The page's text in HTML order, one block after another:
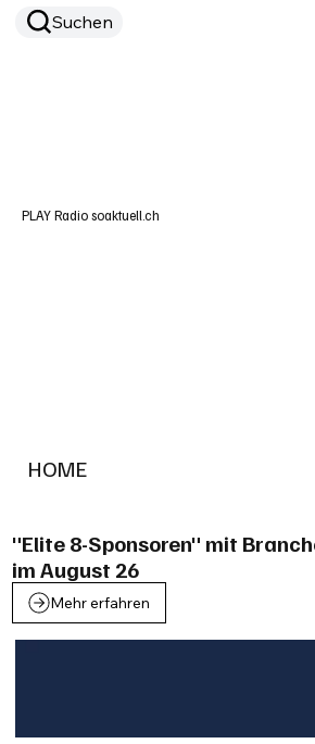
HOME
Suchen
PLAY Radio soaktuell.ch
"Elite 8-Sponsoren" mit
im August 26
Mehr erfahren